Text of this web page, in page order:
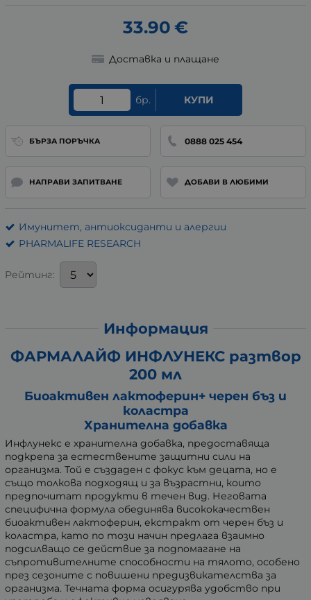
33.90 €
Доставка и плащане
бр. КУПИ
БЪРЗА ПОРЪЧКА 0888 025 454
НАПРАВИ ЗАПИТВАНЕ ДОБАВИ В ЛЮБИМИ
Имунитет, антиоксиданти и алергии
PHARMALIFE RESEARCH
Рейтинг:
Информация
ФАРМАЛАЙФ ИНФЛУНЕКС разтвор
200 мл
Биоактивен лактоферин+ черен бъз и
коластра
Хранителна добавка
Инфлунекс е хранителна добавка, предоставяща
подкрепа за естествените защитни сили на
организма. Той е създаден с фокус към децата, но е
също толкова подходящ и за възрастни, които
предпочитат продукти в течен вид. Неговата
специфична формула обединява висококачествен
биоактивен лактоферин, екстракт от черен бъз и
коластра, като по този начин предлага взаимно
подсилващо се действие за подпомагане на
съпротивителните способности на тялото, особено
през сезоните с повишени предизвикателства за
организма. Течната форма осигурява удобство при